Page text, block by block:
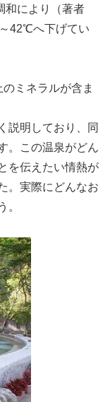
和により（著者
42℃へ下げてい
ミネラルが含ま
説明しており、同
。この温泉がどん
を伝えたい情熱が
。実際にどんなお
。